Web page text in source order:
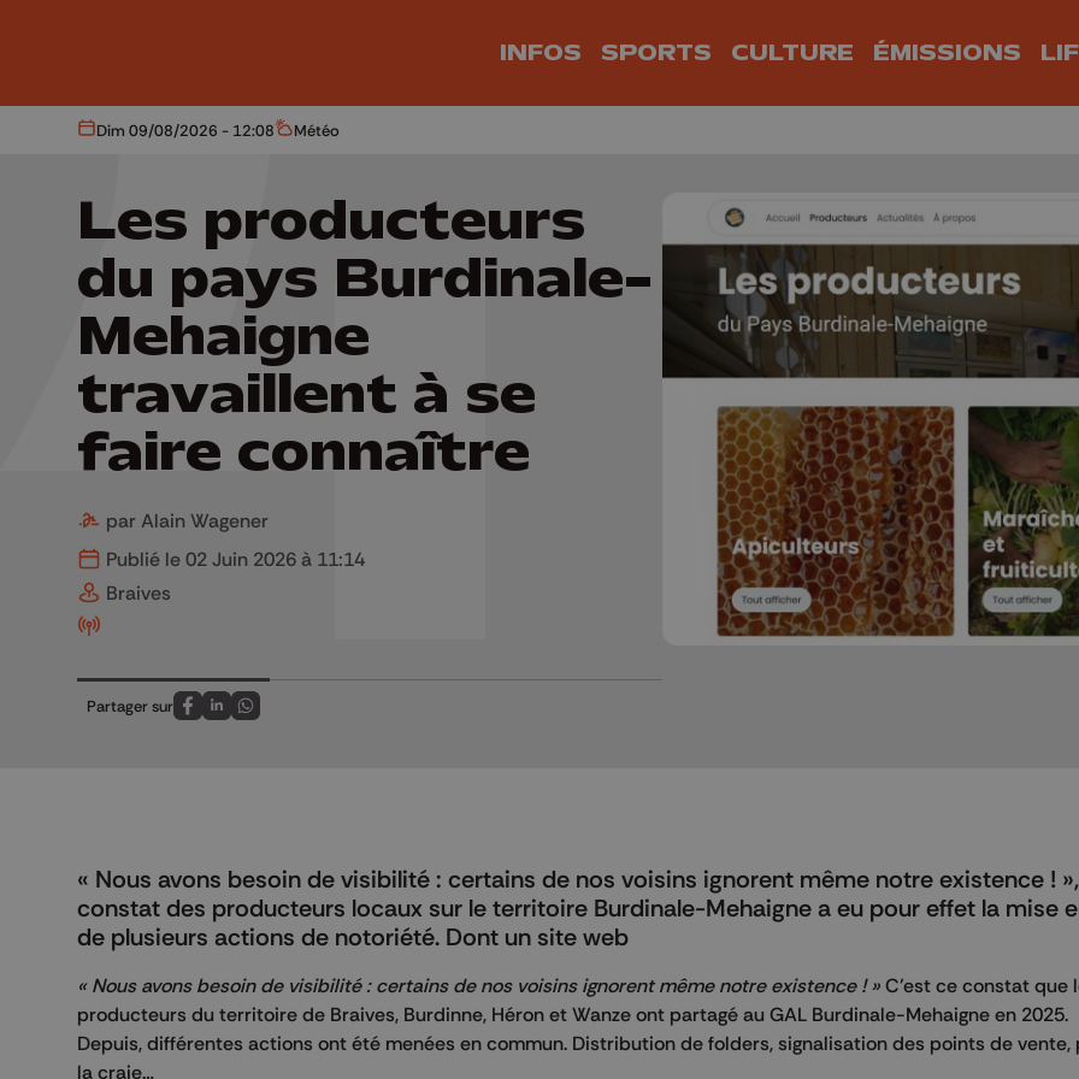
INFOS SPORTS CULTURE ÉMISSIONS
Aujourd'hui
Dim 09/08/2026 - 12:08 Météo
Météo
Les producteurs
du pays Burdinale-
Mehaigne
travaillent à se
faire connaître
par Alain Wagener
Publié le 02 Juin 2026 à 11:14
Braives
Partager sur
Partagez sur FaceBook
Partagez sur LinkedIn
Partagez sur Whatsapp
« Nous avons besoin de visibilité : certains de nos voisins ignorent même notre existence !
constat des producteurs locaux sur le territoire Burdinale-Mehaigne a eu pour effet la mise
de plusieurs actions de notoriété. Dont un site web
« Nous avons besoin de visibilité : certains de nos voisins ignorent même notre existence ! » C’est ce constat que
producteurs du territoire de Braives, Burdinne, Héron et Wanze ont partagé au GAL Burdinale-Mehaigne en 2025.
Depuis, différentes actions ont été menées en commun. Distribution de folders, signalisation des points de vente,
la craie…